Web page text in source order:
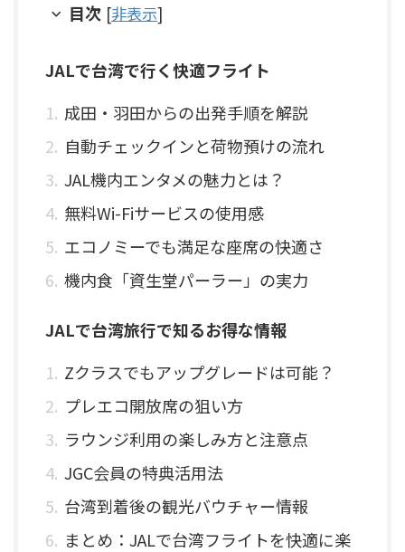
目次 [非表示]
JALで台湾で行く快適フライト
成田・羽田からの出発手順を解説
自動チェックインと荷物預けの流れ
JAL機内エンタメの魅力とは？
無料Wi-Fiサービスの使用感
エコノミーでも満足な座席の快適さ
機内食「資生堂パーラー」の実力
JALで台湾旅行で知るお得な情報
Zクラスでもアップグレードは可能？
プレエコ開放席の狙い方
ラウンジ利用の楽しみ方と注意点
JGC会員の特典活用法
台湾到着後の観光バウチャー情報
まとめ：JALで台湾フライトを快適に楽